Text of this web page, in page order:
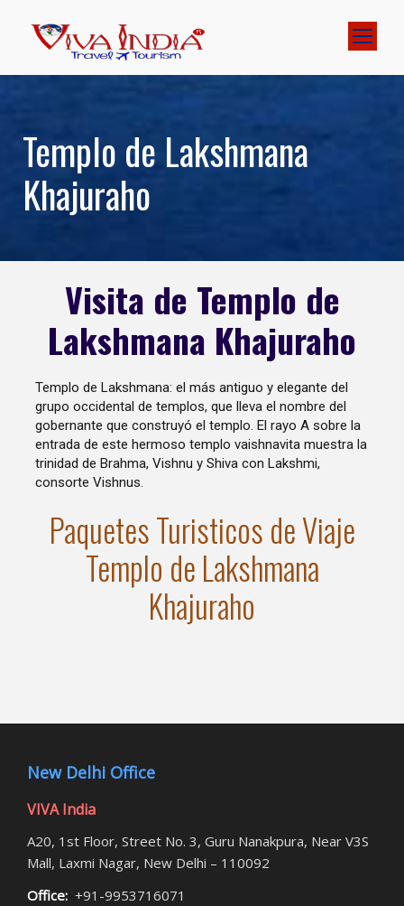
Templo de Lakshmana
Khajuraho
Visita de Templo de
Lakshmana Khajuraho
Templo de Lakshmana: el más antiguo y elegante del
grupo occidental de templos, que lleva el nombre del
gobernante que construyó el templo. El rayo A sobre la
entrada de este hermoso templo vaishnavita muestra la
trinidad de Brahma, Vishnu y Shiva con Lakshmi,
consorte Vishnus.
Paquetes Turisticos de Viaje
Templo de Lakshmana
Khajuraho
New Delhi Office
VIVA India
A20, 1st Floor, Street No. 3, Guru Nanakpura, Near V3S
Mall, Laxmi Nagar, New Delhi – 110092
Office: +91-9953716071